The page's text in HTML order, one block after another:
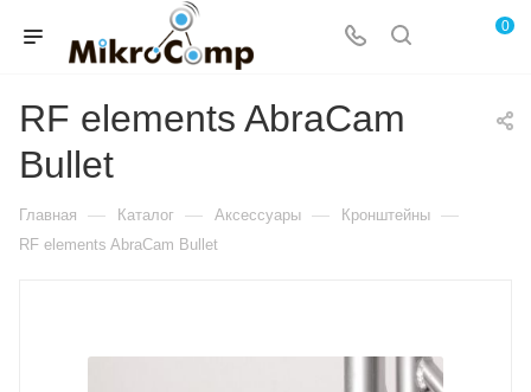
0
RF elements AbraCam
Bullet
Главная — Каталог — Аксессуары — Кронштейны —
RF elements AbraCam Bullet